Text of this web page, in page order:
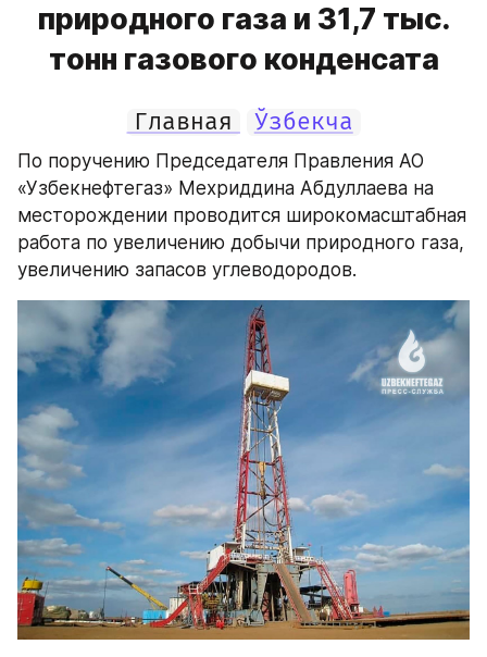
природного газа и 31,7 тыс.
тонн газового конденсата
Главная Ўзбекча
По поручению Председателя Правления АО
«Узбекнефтегаз» Мехриддина Абдуллаева на
месторождении проводится широкомасштабная
работа по увеличению добычи природного газа,
увеличению запасов углеводородов.